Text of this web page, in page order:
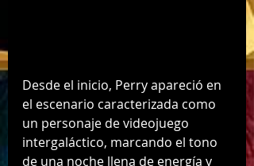
Desde el inicio, Perry apareció en
el escenario caracterizada como
un personaje de videojuego
intergaláctico, marcando el tono
de una noche llena de energía y